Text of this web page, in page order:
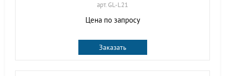
арт. GL-L21
Цена по запросу
Заказать